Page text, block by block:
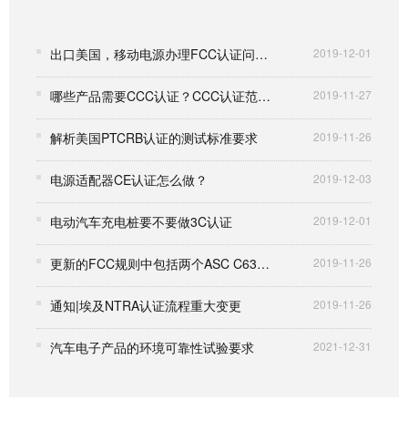
出口美国，移动电源办理FCC认证问题汇总 2019-12-01
哪些产品需要CCC认证？CCC认证范围是什么？ 2019-11-27
解析美国PTCRB认证的测试标准要求 2019-11-26
电源适配器CE认证怎么做？ 2019-12-03
电动汽车充电桩要不要做3C认证 2019-12-01
更新的FCC规则中包括两个ASC C63标准 2019-11-26
通知|埃及NTRA认证流程重大变更 2019-11-26
汽车电子产品的环境可靠性试验要求 2021-12-31